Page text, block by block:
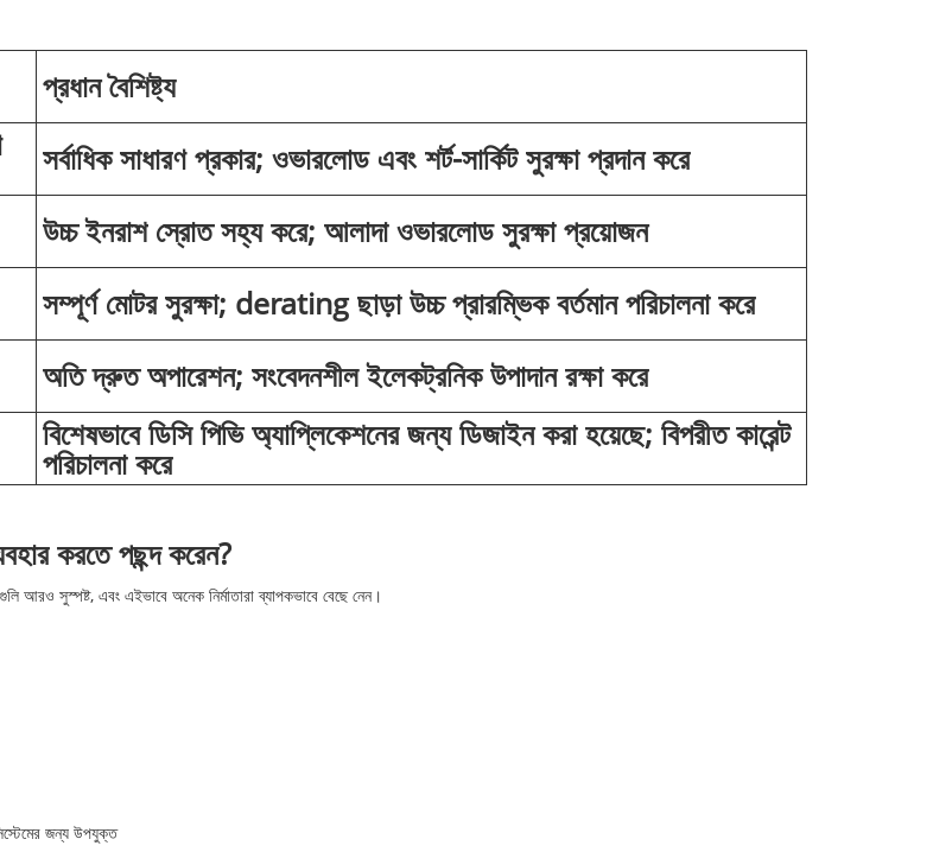
প্রধান বৈশিষ্ট্য
সর্বাধিক সাধারণ প্রকার; ওভারলোড এবং শর্ট-সার্কিট সুরক্ষা প্রদান করে
উচ্চ ইনরাশ স্রোত সহ্য করে; আলাদা ওভারলোড সুরক্ষা প্রয়োজন
সম্পূর্ণ মোটর সুরক্ষা; derating ছাড়া উচ্চ প্রারম্ভিক বর্তমান পরিচালনা করে
অতি দ্রুত অপারেশন; সংবেদনশীল ইলেকট্রনিক উপাদান রক্ষা করে
বিশেষভাবে ডিসি পিভি অ্যাপ্লিকেশনের জন্য ডিজাইন করা হয়েছে; বিপরীত কারেন্ট
পরিচালনা করে
করতে পছন্দ করেন?
আরও সুস্পষ্ট, এবং এইভাবে অনেক নির্মাতারা ব্যাপকভাবে বেছে নেন।
জন্য উপযুক্ত